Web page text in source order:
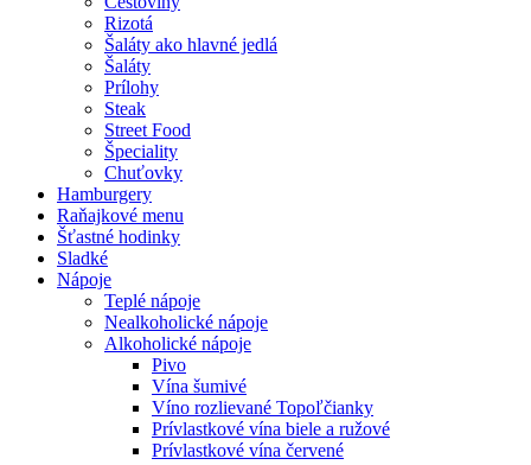
Rizotá
Šaláty ako hlavné jedlá
Šaláty
Prílohy
Steak
Street Food
Špeciality
Chuťovky
Hamburgery
Raňajkové menu
Šťastné hodinky
Sladké
Nápoje
Teplé nápoje
Nealkoholické nápoje
Alkoholické nápoje
Pivo
Vína šumivé
Víno rozlievané Topoľčianky
Prívlastkové vína biele a ružové
Prívlastkové vína červené